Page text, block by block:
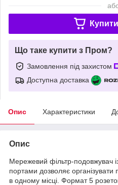
Що таке купити з Пром?
Замовлення під захистом
Доступна доставка
Опис Характеристики
Опис
Мережевий фільтр-подовжувач
портами дозволяє організувати
в одному місці. Формат 5